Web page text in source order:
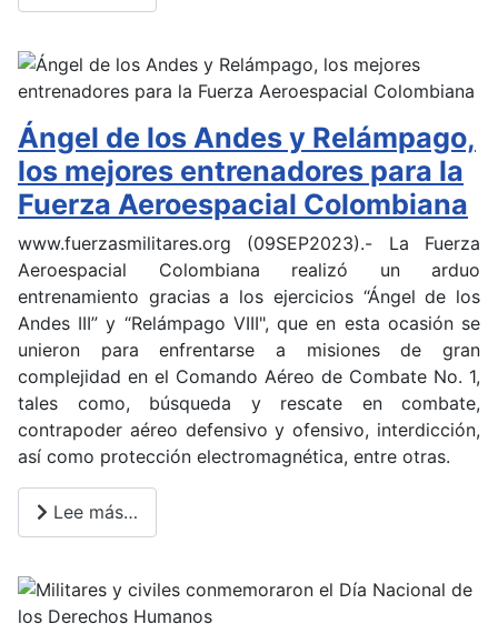
Ángel de los Andes y Relámpago,
los mejores entrenadores para la
Fuerza Aeroespacial Colombiana
www.fuerzasmilitares.org (09SEP2023).- La Fuerza
Aeroespacial Colombiana realizó un arduo
entrenamiento gracias a los ejercicios “Ángel de los
Andes III” y “Relámpago VIII", que en esta ocasión se
unieron para enfrentarse a misiones de gran
complejidad en el Comando Aéreo de Combate No. 1,
tales como, búsqueda y rescate en combate,
contrapoder aéreo defensivo y ofensivo, interdicción,
así como protección electromagnética, entre otras.
Lee más…